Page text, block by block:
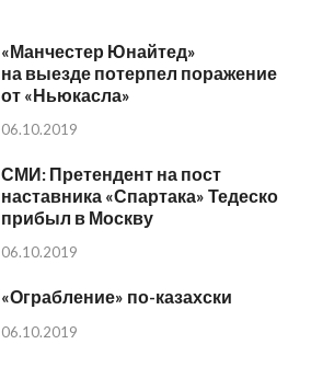
«Манчестер Юнайтед»
на выезде потерпел поражение
от «Ньюкасла»
06.10.2019
СМИ: Претендент на пост
наставника «Спартака» Тедеско
прибыл в Москву
06.10.2019
«Ограбление» по-казахски
06.10.2019